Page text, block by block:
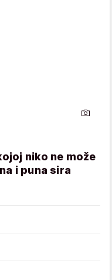
niko ne može
i puna sira